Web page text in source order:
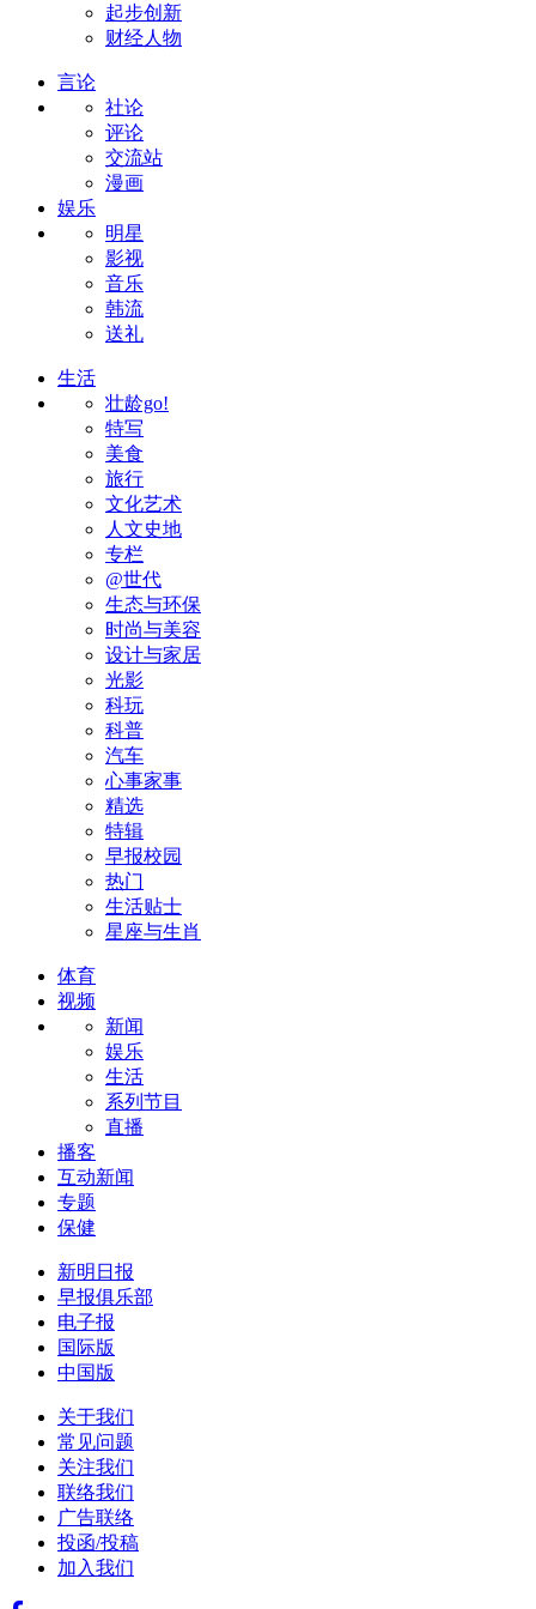
起步创新
财经人物
言论
社论
评论
交流站
漫画
娱乐
明星
影视
音乐
韩流
送礼
生活
壮龄go!
特写
美食
旅行
文化艺术
人文史地
专栏
@世代
生态与环保
时尚与美容
设计与家居
光影
科玩
科普
汽车
心事家事
精选
特辑
早报校园
热门
生活贴士
星座与生肖
体育
视频
新闻
娱乐
生活
系列节目
直播
播客
互动新闻
专题
保健
新明日报
早报俱乐部
电子报
国际版
中国版
关于我们
常见问题
关注我们
联络我们
广告联络
投函/投稿
加入我们